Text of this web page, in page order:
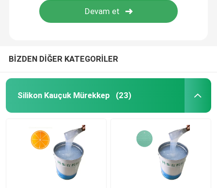
BİZDEN DİĞER KATEGORİLER
Silikon Kauçuk Mürekkep (23)